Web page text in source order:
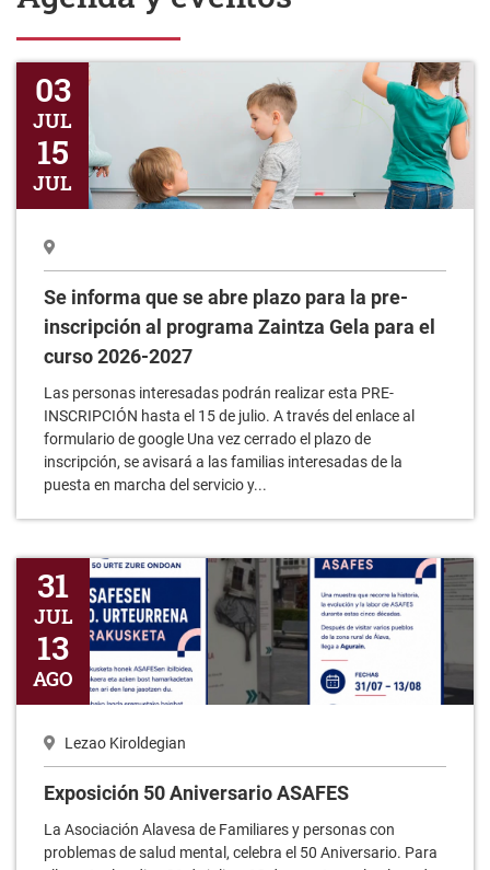
Se informa que se abre plazo para la pre-inscripción al
03
JUL
15
JUL
Se informa que se abre plazo para la pre-
inscripción al programa Zaintza Gela para el
curso 2026-2027
Las personas interesadas podrán realizar esta PRE-
INSCRIPCIÓN hasta el 15 de julio. A través del enlace al
inscripción, se avisará a las familias interesadas de la
puesta en marcha del servicio y...
31
JUL
13
AGO
Lezao Kiroldegian
Exposición 50 Aniversario ASAFES
La Asociación Alavesa de Familiares y personas con
problemas de salud mental, celebra el 50 Aniversario. Para
entrada al Polideportibo Lezao habrá una Exposición de
Cubos donde se...